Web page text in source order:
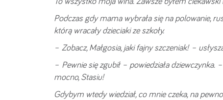
Podczas gdy mama wybrała się na polowanie,
którą wracały dzieciaki ze szkoły.
– Zobacz, Małgosia, jaki fajny szczeniak! –
– Pewnie się zgubił – powiedziała
mocno, Stasiu!
Gdybym wtedy wiedział, co mnie czeka, na